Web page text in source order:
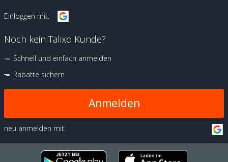
Einloggen mit:
Noch kein Talixo Kunde?
Schnell und einfach anmelden
Rabatte sichern
Anmelden
neu anmelden mit: